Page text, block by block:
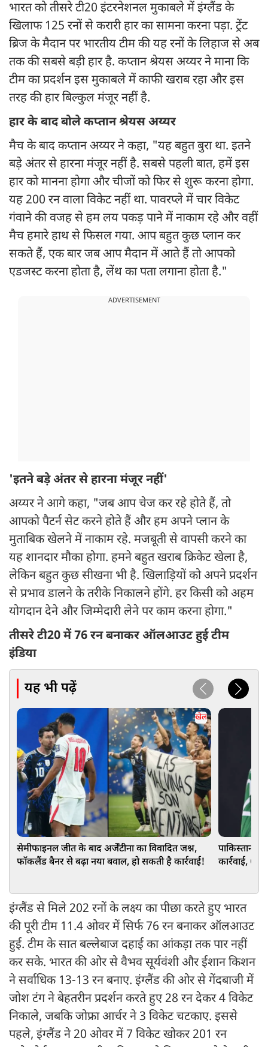
भारत को तीसरे टी20 इंटरनेशनल मुकाबले में इंग्लैंड के
खिलाफ 125 रनों से करारी हार का सामना करना पड़ा. ट्रेंट
ब्रिज के मैदान पर भारतीय टीम की यह रनों के लिहाज से अब
तक की सबसे बड़ी हार है. कप्तान श्रेयस अय्यर ने माना कि
टीम का प्रदर्शन इस मुकाबले में काफी खराब रहा और इस
तरह की हार बिल्कुल मंजूर नहीं है.
हार के बाद बोले कप्तान श्रेयस अय्यर
मैच के बाद कप्तान अय्यर ने कहा, "यह बहुत बुरा था. इतने
बड़े अंतर से हारना मंजूर नहीं है. सबसे पहली बात, हमें इस
हार को मानना ​​होगा और चीजों को फिर से शुरू करना होगा.
यह 200 रन वाला विकेट नहीं था. पावरप्ले में चार विकेट
गंवाने की वजह से हम लय पकड़ पाने में नाकाम रहे और वहीं
मैच हमारे हाथ से फिसल गया. आप बहुत कुछ प्लान कर
सकते हैं, एक बार जब आप मैदान में आते हैं तो आपको
एडजस्ट करना होता है, लेंथ का पता लगाना होता है."
ADVERTISEMENT
'इतने बड़े अंतर से हारना मंजूर नहीं'
अय्यर ने आगे कहा, "जब ​​आप चेज कर रहे होते हैं, तो
आपको पैटर्न सेट करने होते हैं और हम अपने प्लान के
मुताबिक खेलने में नाकाम रहे. मजबूती से वापसी करने का
यह शानदार मौका होगा. हमने बहुत खराब क्रिकेट खेला है,
लेकिन बहुत कुछ सीखना भी है. खिलाड़ियों को अपने प्रदर्शन
से प्रभाव डालने के तरीके निकालने होंगे. हर किसी को अहम
योगदान देने और जिम्मेदारी लेने पर काम करना होगा."
तीसरे टी20 में 76 रन बनाकर ऑलआउट हुई टीम
इंडिया
यह भी पढ़ें
खेल
सेमीफाइनल जीत के बाद अर्जेंटीना का विवादित जश्न,
फॉकलैंड बैनर से बढ़ा नया बवाल, हो सकती है कार्रवाई!
पाकिस्तानी
कार्रवाई, CC
इंग्लैंड से मिले 202 रनों के लक्ष्य का पीछा करते हुए भारत
की पूरी टीम 11.4 ओवर में सिर्फ 76 रन बनाकर ऑलआउट
हुई. टीम के सात बल्लेबाज दहाई का आंकड़ा तक पार नहीं
कर सके. भारत की ओर से वैभव सूर्यवंशी और ईशान किशन
ने सर्वाधिक 13-13 रन बनाए. इंग्लैंड की ओर से गेंदबाजी में
जोश टंग ने बेहतरीन प्रदर्शन करते हुए 28 रन देकर 4 विकेट
निकाले, जबकि जोफ्रा आर्चर ने 3 विकेट चटकाए. इससे
पहले, इंग्लैंड ने 20 ओवर में 7 विकेट खोकर 201 रन